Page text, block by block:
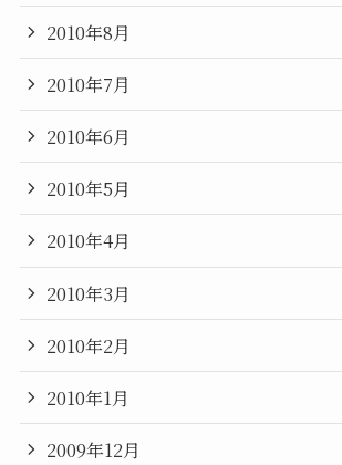
2010年8月
2010年7月
2010年6月
2010年5月
2010年4月
2010年3月
2010年2月
2010年1月
2009年12月